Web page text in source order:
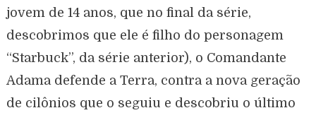
jovem de 14 anos, que no final da série,
descobrimos que ele é filho do personagem
“Starbuck”, da série anterior), o Comandante
Adama defende a Terra, contra a nova geração
de cilônios que o seguiu e descobriu o último